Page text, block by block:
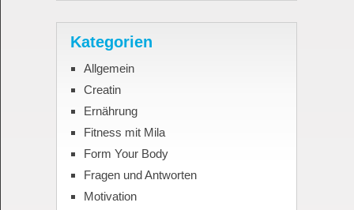
Kategorien
Allgemein
Creatin
Ernährung
Fitness mit Mila
Form Your Body
Fragen und Antworten
Motivation